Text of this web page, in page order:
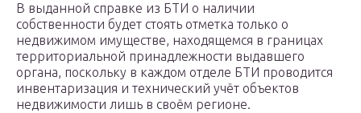
В выданной справке из БТИ о наличии
собственности будет стоять отметка только о
недвижимом имуществе, находящемся в границах
территориальной принадлежности выдавшего
органа, поскольку в каждом отделе БТИ проводится
инвентаризация и технический учёт объектов
недвижимости лишь в своём регионе.